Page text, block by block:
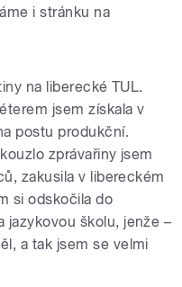
i stránku na
na liberecké TUL.
jsem získala v
postu produkční.
zprávařiny jsem
zakusila v libereckém
si odskočila do
jazykovou školu, jenže –
a tak jsem se velmi